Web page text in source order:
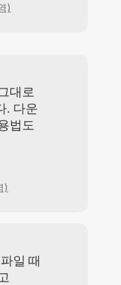
)
대로
. 다운
법도
)
일 때